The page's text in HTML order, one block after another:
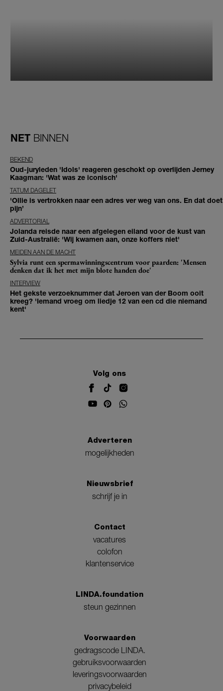
NET BINNEN
BEKEND
Oud-juryleden 'Idols' reageren geschokt op overlijden Jerney
Kaagman: 'Wat was ze iconisch'
TATUM DAGELET
'Ollie is vertrokken naar een adres ver weg van ons. En dat doet
pijn’
ADVERTORIAL
Jolanda reisde naar een afgelegen eiland voor de kust van
Zuid-Australië: 'Wij kwamen aan, onze koffers niet'
MEIDEN AAN DE MACHT
Sylvia runt een spermawinningscentrum voor paarden: 'Mensen
denken dat ik het met mijn blote handen doe'
INTERVIEW
Het gekste verzoeknummer dat Jeroen van der Boom ooit
kreeg? 'Iemand vroeg om liedje 12 van een cd die niemand
kent'
Volg ons
Adverteren
mogelijkheden
Nieuwsbrief
schrijf je in
Contact
vacatures
colofon
klantenservice
LINDA.foundation
steun gezinnen
Voorwaarden
gedragscode LINDA.
gebruiksvoorwaarden
leveringsvoorwaarden
privacybeleid